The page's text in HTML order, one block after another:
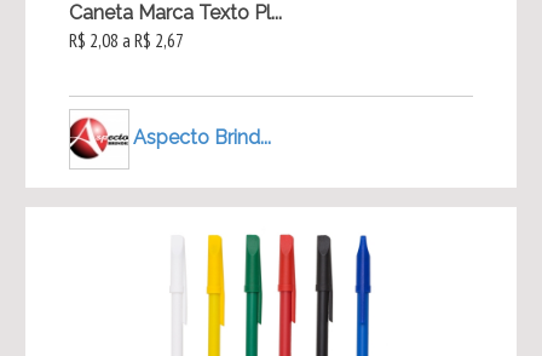
Caneta Marca Texto Pl...
R$ 2,08 a R$ 2,67
Aspecto Brind...